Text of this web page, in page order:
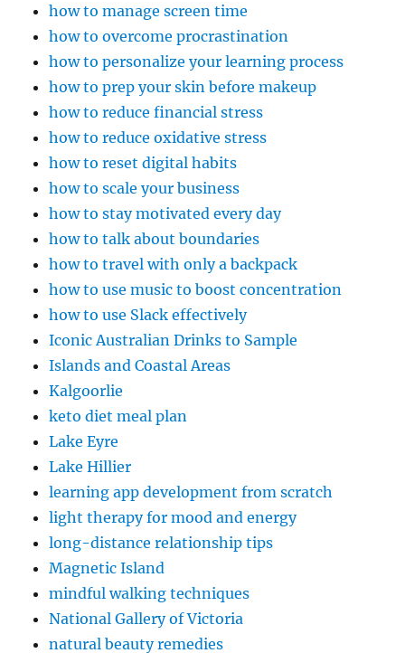
how to manage screen time
how to overcome procrastination
how to personalize your learning process
how to prep your skin before makeup
how to reduce financial stress
how to reduce oxidative stress
how to reset digital habits
how to scale your business
how to stay motivated every day
how to talk about boundaries
how to travel with only a backpack
how to use music to boost concentration
how to use Slack effectively
Iconic Australian Drinks to Sample
Islands and Coastal Areas
Kalgoorlie
keto diet meal plan
Lake Eyre
Lake Hillier
learning app development from scratch
light therapy for mood and energy
long-distance relationship tips
Magnetic Island
mindful walking techniques
National Gallery of Victoria
natural beauty remedies